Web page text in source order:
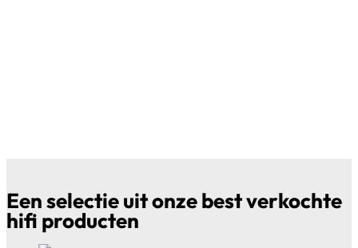
Een selectie uit onze best verkochte
hifi producten